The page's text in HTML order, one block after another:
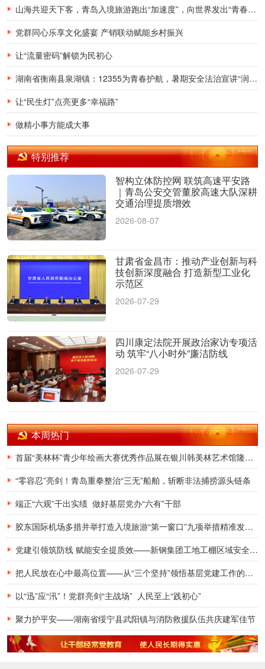
山海共迎天下客，青岛入境旅游跑出“加速度”，向世界发出“青春之约”
党群同心乐享文化盛宴 产销联动赋能乡村振兴
让“流量密码”解锁为民初心
湖南省衡南县泉湖镇：12355为青春护航，暑期安全法治宣讲“润”童心
让“民生灯”点亮更多“幸福路”
做精小事方能成大事
特别推荐
智构立体防控网 联筑高速平安路
｜青岛公安交管董胶高速大队深耕
交通治理提质增效
2026-08-07
甘肃省金昌市：推动产业创新与科
技创新深度融合 打造新型工业化
示范区
2026-07-29
四川康定法院开展政治家访专项活
动 筑牢“八小时外”廉洁防线
2026-07-29
本周热门
首届“美林杯”青少年绘画大赛优秀作品展在银川韩美林艺术馆隆重开幕
“零容忍”亮剑！青岛重拳整治“三无”船舶，斩断非法捕捞源头链条
端正“六观”干出实绩 做好基层党办“六有”干部
胶东国际机场多措并举打造入境旅游“第一窗口”九项举措精准发力，助力青岛建设国际滨海旅游度假胜地
党建引领筑防线 赋能安全提质效——新钢集团工地工棚区域安全管理创新实践研究
把人民放在心中最高位置——从“三个坚持”领悟基层党建工作的为民初心
以“迅”应“汛”！党群亮剑“主战场” 人民至上“践初心”
聚力护平安——湖南省绥宁县武阳镇与消防救援队伍共庆建军佳节